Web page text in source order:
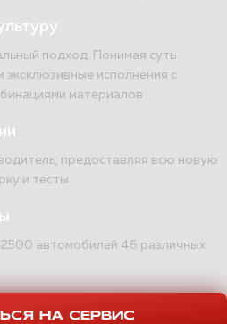
подход. Понимая суть
эксклюзивные исполнения с
материалов
предоставляя всю новую
и тесты
автомобилей 46 различных
НА СЕРВИС